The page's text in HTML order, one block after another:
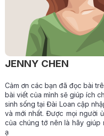
JENNY CHEN
Cảm ơn các bạn đã đọc bài
bài viết của mình sẽ giúp ích
sinh sống tại Đài Loan cập
và mới nhất. Được mọi người
của chúng tớ nên là hãy giúp
ạ